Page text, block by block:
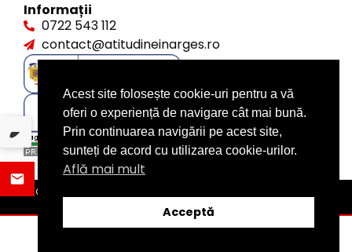
Informații
0722 543 112
contact@atitudineinarges.ro
©2026 Atitudine în Argeș. Toate drepturile rezervate
Acest site folosește cookie-uri pentru a vă
oferi o experiență de navigare cât mai bună.
Prin continuarea navigării pe acest site,
sunteți de acord cu utilizarea cookie-urilor.
Află mai mult
Acceptă